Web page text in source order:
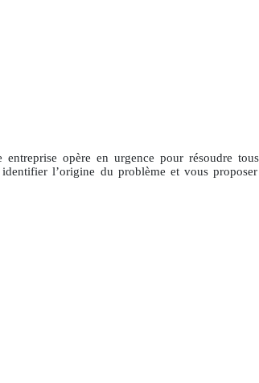
entreprise opère en urgence pour résoudre
l’origine du problème et vous